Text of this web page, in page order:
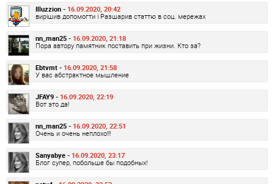
Illuzzion - 16.09.2020, 20:42
вирішив допомогти і Разшарив статтю в соц. мережах
nn_man25 - 16.09.2020, 21:18
Пора автору памятник поставить при жизни. Кто за?
Ebtvmt - 16.09.2020, 21:58
У вас абстрактное мышление
JFAY9 - 16.09.2020, 22:19
Вот это да!
nn_man25 - 16.09.2020, 22:51
Очень и очень неплохо!!!
Sanyabye - 16.09.2020, 23:17
Блог супер, побольше бы подобных!